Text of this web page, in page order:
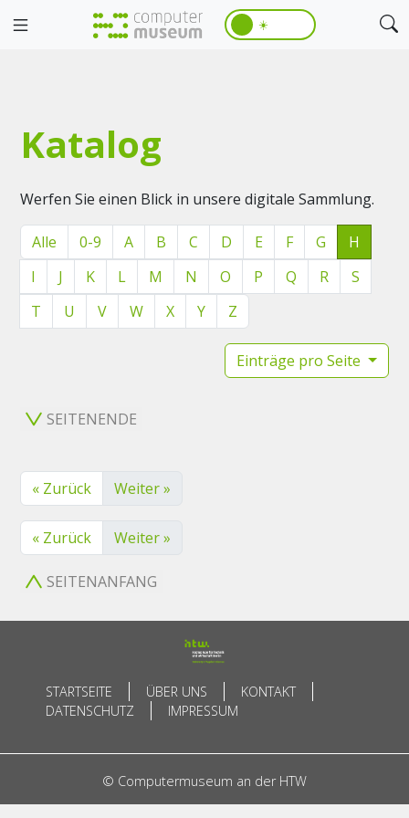
☀️
Katalog
Werfen Sie einen Blick in unsere digitale Sammlung.
Alle 0-9 A B C D E F G
H
I
J K L M N O P Q R
S
T
U V W X Y Z
Einträge pro Seite
SEITENENDE
« Zurück Weiter »
« Zurück Weiter »
SEITENANFANG
STARTSEITE ÜBER UNS
KONTAKT
DATENSCHUTZ
IMPRESSUM
© Computermuseum an der HTW